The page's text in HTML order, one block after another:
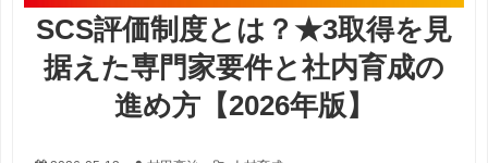
SCS評価制度とは？★3取得を見
据えた専門家要件と社内育成の
進め方【2026年版】